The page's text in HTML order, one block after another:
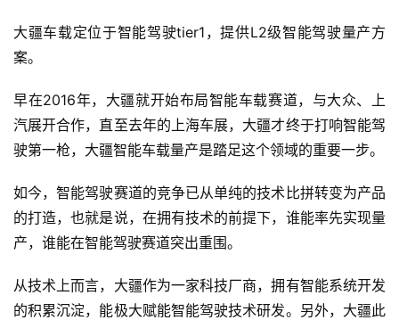
大疆车载定位于智能驾驶tier1，提供L2级智能驾驶量产方
案。
早在2016年，大疆就开始布局智能车载赛道，与大众、上
汽展开合作，直至去年的上海车展，大疆才终于打响智能驾
驶第一枪，大疆智能车载量产是踏足这个领域的重要一步。
如今，智能驾驶赛道的竞争已从单纯的技术比拼转变为产品
的打造，也就是说，在拥有技术的前提下，谁能率先实现量
产，谁能在智能驾驶赛道突出重围。
从技术上而言，大疆作为一家科技厂商，拥有智能系统开发
的积累沉淀，能极大赋能智能驾驶技术研发。另外，大疆此